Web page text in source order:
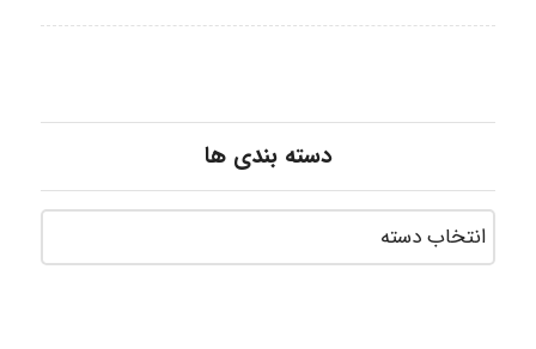
دسته بندی ها